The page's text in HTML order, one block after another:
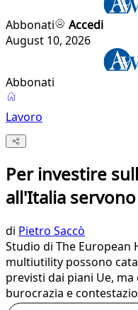
Abbonati
Accedi
August 10, 2026
Abbonati
Lavoro
Per investire
all'Italia
di Pietro Saccò
Studio di The European
multiutility possono
previsti dai piani Ue,
burocrazia e